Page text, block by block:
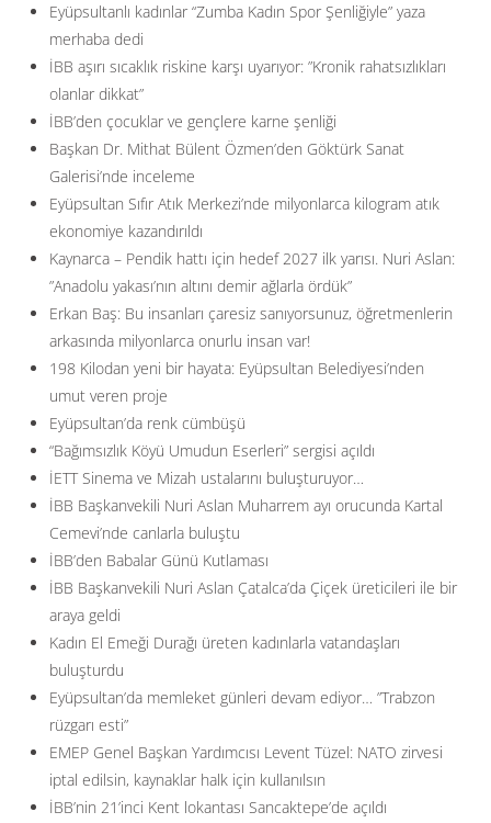
Eyüpsultanlı kadınlar “Zumba Kadın Spor Şenliğiyle” yaza
merhaba dedi
İBB aşırı sıcaklık riskine karşı uyarıyor: ”Kronik rahatsızlıkları
olanlar dikkat”
İBB’den çocuklar ve gençlere karne şenliği
Başkan Dr. Mithat Bülent Özmen’den Göktürk Sanat
Galerisi’nde inceleme
Eyüpsultan Sıfır Atık Merkezi’nde milyonlarca kilogram atık
ekonomiye kazandırıldı
Kaynarca – Pendik hattı için hedef 2027 ilk yarısı. Nuri Aslan:
”Anadolu yakası’nın altını demir ağlarla ördük”
Erkan Baş: Bu insanları çaresiz sanıyorsunuz, öğretmenlerin
arkasında milyonlarca onurlu insan var!
198 Kilodan yeni bir hayata: Eyüpsultan Belediyesi’nden
umut veren proje
Eyüpsultan’da renk cümbüşü
“Bağımsızlık Köyü Umudun Eserleri” sergisi açıldı
İETT Sinema ve Mizah ustalarını buluşturuyor…
İBB Başkanvekili Nuri Aslan Muharrem ayı orucunda Kartal
Cemevi’nde canlarla buluştu
İBB’den Babalar Günü Kutlaması
İBB Başkanvekili Nuri Aslan Çatalca’da Çiçek üreticileri ile bir
araya geldi
Kadın El Emeği Durağı üreten kadınlarla vatandaşları
buluşturdu
Eyüpsultan’da memleket günleri devam ediyor… ”Trabzon
rüzgarı esti”
EMEP Genel Başkan Yardımcısı Levent Tüzel: NATO zirvesi
iptal edilsin, kaynaklar halk için kullanılsın
İBB’nin 21’inci Kent lokantası Sancaktepe’de açıldı